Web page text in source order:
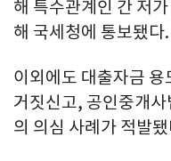
해 특수관계인 간 저
해 국세청에 통보됐다.
이외에도 대출자금 용
거짓신고, 공인중개
의 의심 사례가 적발